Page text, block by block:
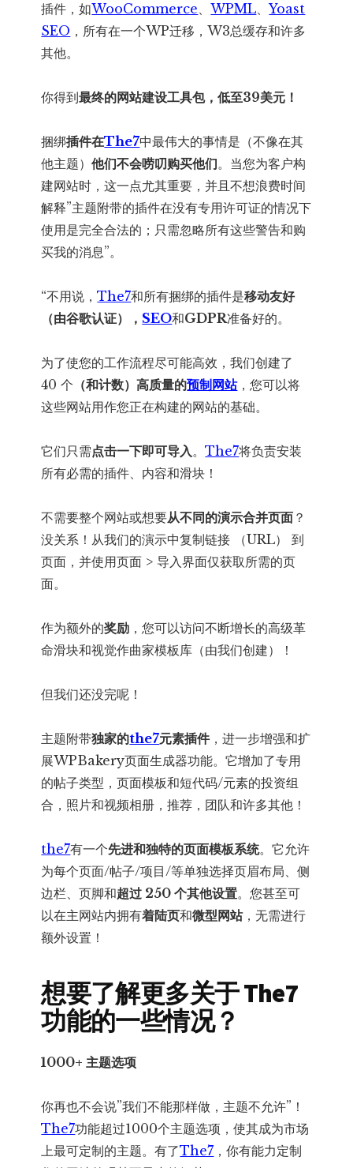
插件，如WooCommerce、WPML、Yoast
SEO ，所有在一个WP迁移，W3总缓存和许多
其他。
你得到最终的网站建设工具包，低至39美元！
捆绑插件在The7中最伟大的事情是（不像在其
他主题）他们不会唠叨购买他们。当您为客户构
建网站时，这一点尤其重要，并且不想浪费时间
解释”主题附带的插件在没有专用许可证的情况下
使用是完全合法的；只需忽略所有这些警告和购
买我的消息”。
“不用说，The7和所有捆绑的插件是移动友好
（由谷歌认证）， SEO和GDPR准备好的。
为了使您的工作流程尽可能高效，我们创建了
40 个 （和计数）高质量的预制网站，您可以将
这些网站用作您正在构建的网站的基础。
它们只需点击一下即可导入。The7将负责安装
所有必需的插件、内容和滑块！
不需要整个网站或想要从不同的演示合并页面 ？
没关系！从我们的演示中复制链接 （URL） 到
页面，并使用页面 > 导入界面仅获取所需的页
面。
作为额外的奖励 ，您可以访问不断增长的高级革
命滑块和视觉作曲家模板库（由我们创建）！
但我们还没完呢！
主题附带独家的the7元素插件，进一步增强和扩
展WPBakery页面生成器功能。它增加了专用
的帖子类型，页面模板和短代码/元素的投资组
合，照片和视频相册，推荐，团队和许多其他！
the7有一个先进和独特的页面模板系统。它允许
为每个页面/帖子/项目/等单独选择页眉布局、侧
边栏、页脚和超过 250 个其他设置。您甚至可
以在主网站内拥有着陆页和微型网站，无需进行
额外设置！
想要了解更多关于 The7
功能的一些情况？
1000+ 主题选项
你再也不会说”我们不能那样做，主题不允许”！
The7功能超过1000个主题选项，使其成为市场
上最可定制的主题。有了The7 ，你有能力定制